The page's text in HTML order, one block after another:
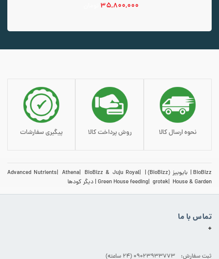
افزودن به سبد خرید
نحوه ارسال کالا روش پرداخت کالا پیگیری سفارشات
BioBizz بایوبیز (BioBizz) Advanced Nutrients Athena
BioBizz & Juju Royal
Green House feeding grotek House & Garden دیگر کودها
تماس با ما
+
ثبت سفارش: 09023933773 (۲۴ ساعته)